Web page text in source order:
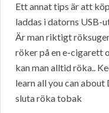
Ett annat tips är att
laddas i datorns USB-
Är man riktigt
röker på en e-cigarett
kan man alltid röka..
learn all you can
sluta röka tobak